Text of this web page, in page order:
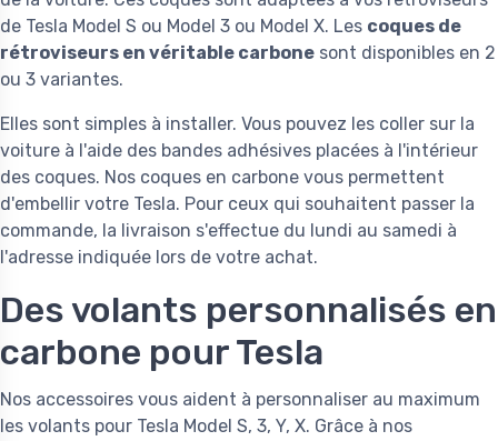
de Tesla Model S ou Model 3 ou Model X. Les coques de
rétroviseurs en véritable carbone sont disponibles en 2
ou 3 variantes.
Elles sont simples à installer. Vous pouvez les coller sur la
voiture à l'aide des bandes adhésives placées à l'intérieur
des coques. Nos coques en carbone vous permettent
d'embellir votre Tesla. Pour ceux qui souhaitent passer la
commande, la livraison s'effectue du lundi au samedi à
l'adresse indiquée lors de votre achat.
Des volants personnalisés en
carbone pour Tesla
Nos accessoires vous aident à personnaliser au maximum
les volants pour Tesla Model S, 3, Y, X. Grâce à nos